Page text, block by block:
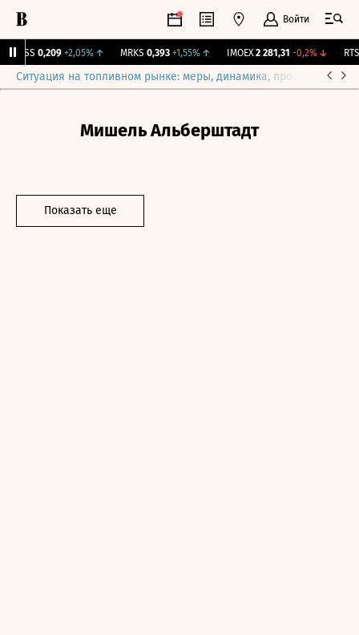
Войти
RGSS 0,209 +2,05%↑ MRKS 0,393 +1,55%↑ IMOEX 2 281,31 -0,2%↓ RTSI
Ситуация на топливном рынке: меры, динамика, прогнозы
Мишель Альберштадт
Показать еще